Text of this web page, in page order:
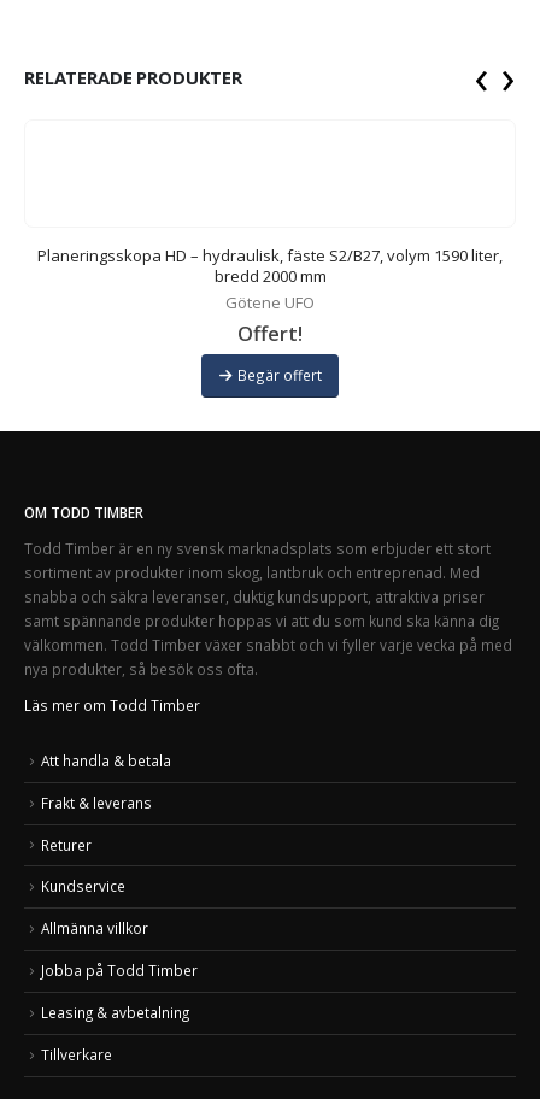
RELATERADE PRODUKTER
Planeringsskopa HD – hydraulisk, fäste S2/B27, volym 1590 liter,
bredd 2000 mm
Götene UFO
Offert!
Begär offert
‹ ›
OM TODD TIMBER
Todd Timber är en ny svensk marknadsplats som erbjuder ett stort
sortiment av produkter inom skog, lantbruk och entreprenad. Med
snabba och säkra leveranser, duktig kundsupport, attraktiva priser
samt spännande produkter hoppas vi att du som kund ska känna dig
välkommen. Todd Timber växer snabbt och vi fyller varje vecka på med
nya produkter, så besök oss ofta.
Läs mer om Todd Timber
Att handla & betala
Frakt & leverans
Returer
Kundservice
Allmänna villkor
Jobba på Todd Timber
Leasing & avbetalning
Tillverkare